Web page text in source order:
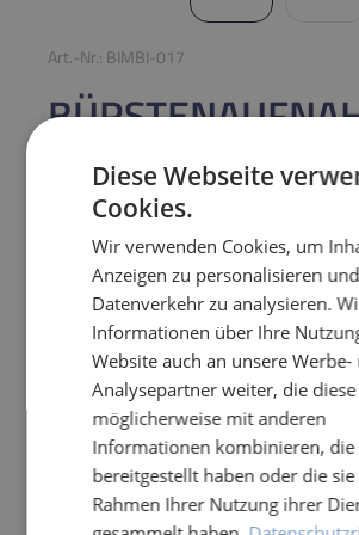
Art.-Nr.: BIMBI-017
BÜRSTENHALTER
BIMBI 11 BÜRSTE
Regulärer Preis:
14,90 €
Preise inkl. MwSt. zzgl. Versandkosten
Produkt Anzahl: Gib den
IN DEN WARENKORB
Frage zum Artikel
Diese Webseite
Cookies.
Wir verwenden Cookies, um
Anzeigen zu personalisieren
Datenverkehr zu analysieren.
Informationen über Ihre
Website auch an unsere Werbe-
Analysepartner weiter, die diese
möglicherweise mit anderen
Informationen kombinieren, die
bereitgestellt haben oder die
Rahmen Ihrer Nutzung ihrer